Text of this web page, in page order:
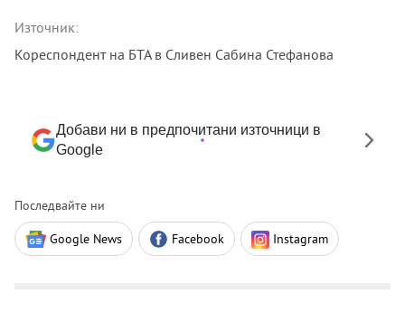
Източник:
Кореспондент на БТА в Сливен Сабина Стефанова
Добави ни в предпочитани източници в
Google
Последвайте ни
Google News Facebook Instagram